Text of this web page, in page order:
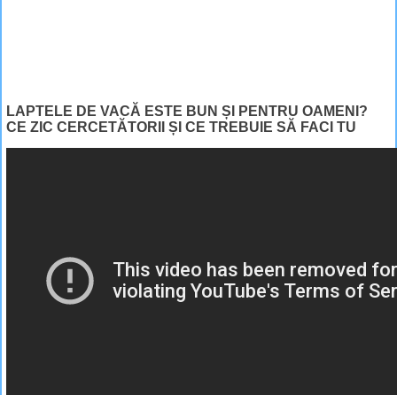
LAPTELE DE VACĂ ESTE BUN ȘI PENTRU OAMENI?
CE ZIC CERCETĂTORII ȘI CE TREBUIE SĂ FACI TU